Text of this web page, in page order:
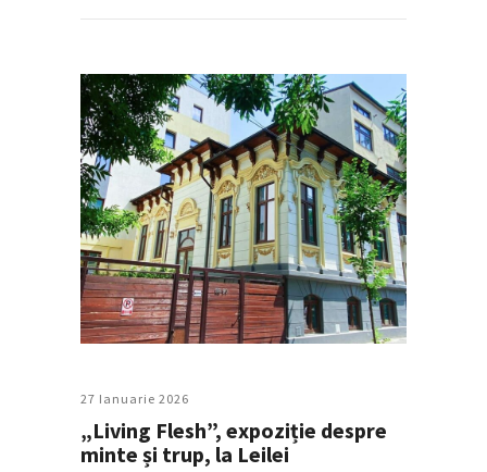
27 Ianuarie 2026
„Living Flesh”, expoziție despre
minte și trup, la Leilei